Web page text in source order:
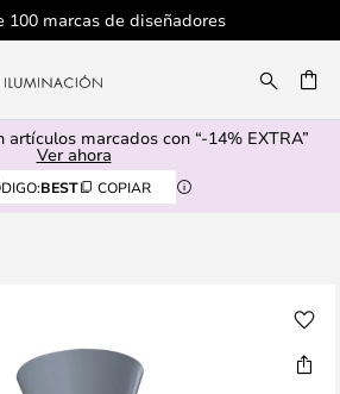
100 marcas de diseñadores
artículos marcados con “-14% EXTRA”
Ver ahora
BEST COPIAR